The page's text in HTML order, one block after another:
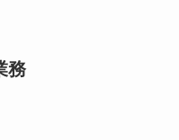
務